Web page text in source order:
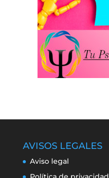
AVISOS LEGALES
Aviso legal